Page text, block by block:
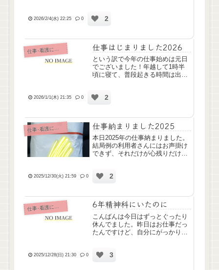
い」って言われたり、最近わたし
2026/2/4(水) 22:25 0 2
仕
事･看護について 仕事はじまりました2026
という訳で今年の仕事始めは元日
でございました！年越して1時半
頃に寝て、普段起きる時間は出勤
っきりしゃきっと目が覚めました
夢...
2026/1/1(木) 21:35 0 2
仕
事･看護について 仕事納まりました2025
本日2025年の仕事納まりました。
結局例の利用者さんにはお声掛け
できず、それだけが心残りだけ
て今年も専務からねぎらいの品が
2025/12/30(火) 21:59 0 2
仕
事･看護について 6年精神科にいたのに
こんばんは今日はずっとぐったり
休んでました。昨日はお仕事だっ
たんですけど、自分にがっかりす
いい。」という訴えがあり……。
2025/12/28(日) 21:30 0 3